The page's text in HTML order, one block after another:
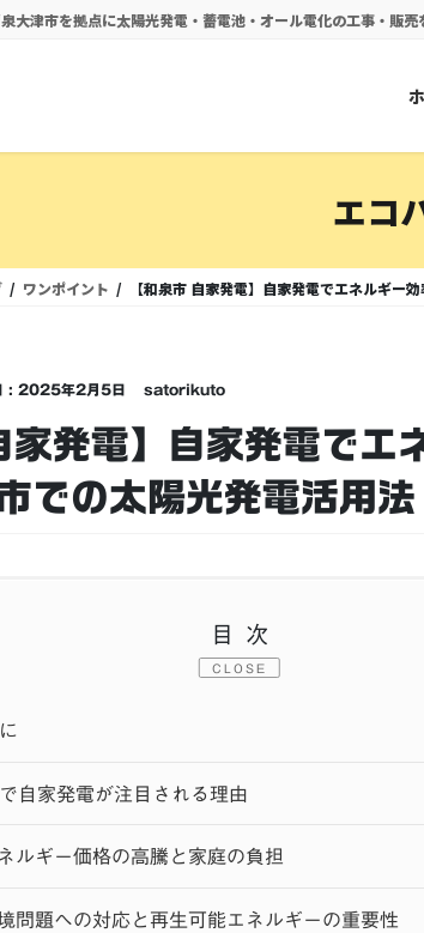
大津市を拠点に太陽光発電・蓄電池・オール電化の工事・販
エコ
ワンポイント 【和泉市 自家発電】自家発電でエネルギー
: 2025年2月5日 satorikuto
家発電】自家発電でエ
での太陽光発電活用法
目次
CLOSE
自家発電が注目される理由
ルギー価格の高騰と家庭の負担
問題への対応と再生可能エネルギーの重要性